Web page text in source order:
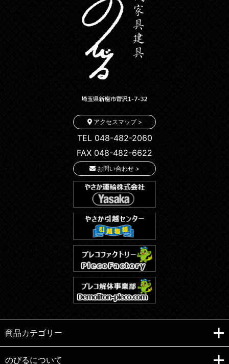
アクセスマップ >
TEL 048-482-2060
FAX 048-482-6622
お問い合わせ >
商品カテゴリー
のびるについて